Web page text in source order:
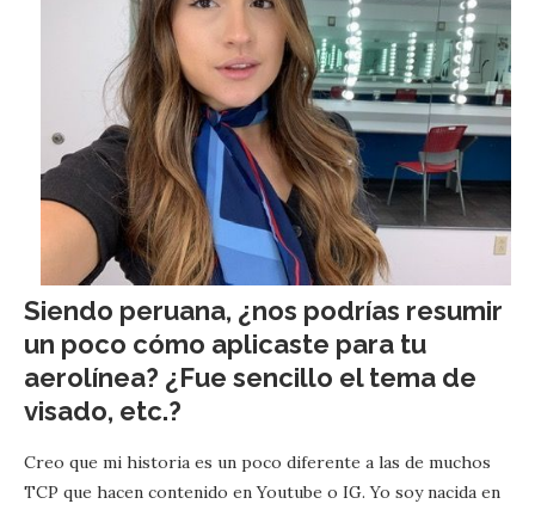
Siendo peruana, ¿nos podrías resumir
un poco cómo aplicaste para tu
aerolínea? ¿Fue sencillo el tema de
visado, etc.?
Creo que mi historia es un poco diferente a las de muchos
TCP que hacen contenido en Youtube o IG. Yo soy nacida en